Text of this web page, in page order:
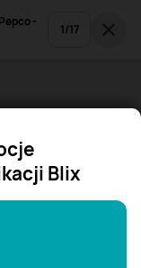
-
1/17
Blix